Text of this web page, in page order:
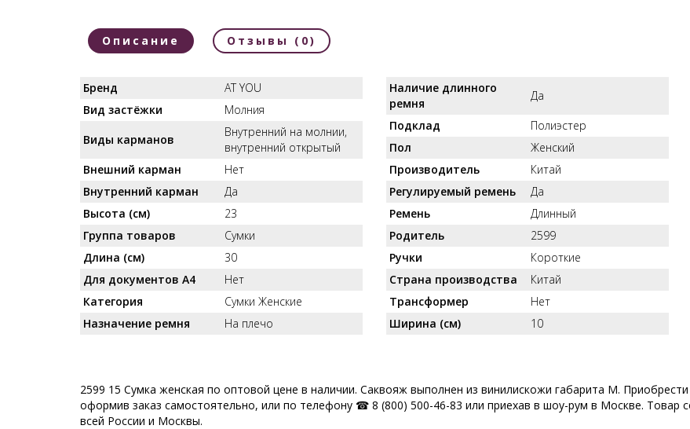
Описание Отзывы (0)
Бренд
AT YOU
Вид застёжки
Молния
Виды карманов
Внутренний на молнии,
внутренний открытый
Внешний карман
Нет
Внутренний карман
Да
Высота (см)
23
Группа товаров
Сумки
Длина (см)
30
Для документов А4
Нет
Категория
Сумки Женские
Назначение ремня
На плечо
Наличие длинного
ремня
Да
Подклад
Полиэстер
Пол
Женский
Производитель
Китай
Регулируемый ремень
Да
Ремень
Длинный
Родитель
2599
Ручки
Короткие
Страна производства
Китай
Трансформер
Нет
Ширина (см)
10
2599 15 Сумка женская по оптовой цене в наличии. Саквояж выполнен из винилискожи габарита M.
оформив заказ самостоятельно, или по телефону ☎ 8 (800) 500-46-83 или приехав в шоу-рум в Москве. Товар
всей России и Москвы.